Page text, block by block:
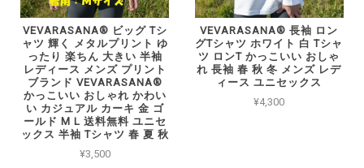
VEVARASANA®︎ ビッグ Tシ
ャツ 輝く メタルプリント ゆ
ったり 楽ちん 大きい 半袖
レディース メンズ プリント
ブランド VEVARASANA®
かっこいい おしゃれ かわい
い カジュアル カーキ 金 ゴ
ールド M L 送料無料 ユニセ
ックス 半袖 Tシャツ 春 夏 秋
¥3,500
VEVARASANA®︎ 長袖 ロン
グTシャツ ホワイト 白 Tシャ
ツ ロンT かっこいい おしゃ
れ 長袖 春 秋 冬 メンズ レデ
ィース ユニセックス
¥4,300